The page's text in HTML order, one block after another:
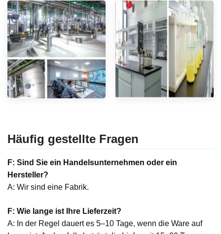
Häufig gestellte Fragen
F: Sind Sie ein Handelsunternehmen oder ein
Hersteller?
A: Wir sind eine Fabrik.
F: Wie lange ist Ihre Lieferzeit?
A: In der Regel dauert es 5–10 Tage, wenn die Ware auf